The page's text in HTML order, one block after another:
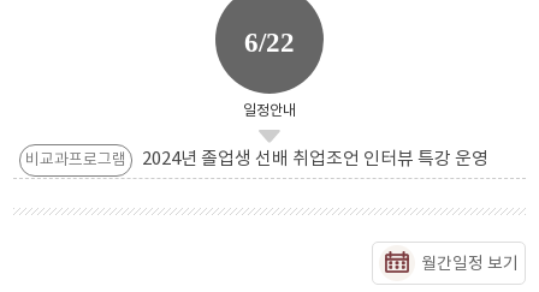
6/22
일정안내
비교과프로그램 2024년 졸업생 선배 취업조언 인터뷰 특강 운영
월간일정 보기